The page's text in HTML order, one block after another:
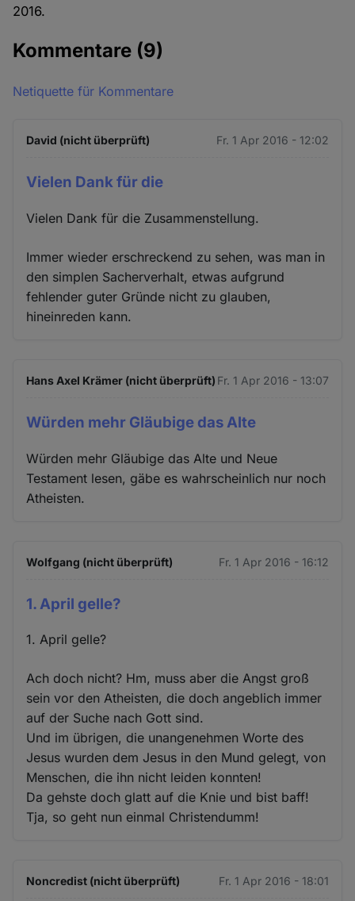
2016.
Kommentare (9)
Netiquette für Kommentare
David (nicht überprüft) Fr. 1 Apr 2016 - 12:02
Vielen Dank für die
Vielen Dank für die Zusammenstellung.
Immer wieder erschreckend zu sehen, was man in
den simplen Sacherverhalt, etwas aufgrund
fehlender guter Gründe nicht zu glauben,
hineinreden kann.
Hans Axel Krämer (nicht überprüft) Fr. 1 Apr 2016 - 13:07
Würden mehr Gläubige das Alte
Würden mehr Gläubige das Alte und Neue
Testament lesen, gäbe es wahrscheinlich nur noch
Atheisten.
Wolfgang (nicht überprüft) Fr. 1 Apr 2016 - 16:12
1. April gelle?
1. April gelle?
Ach doch nicht? Hm, muss aber die Angst groß
sein vor den Atheisten, die doch angeblich immer
auf der Suche nach Gott sind.
Und im übrigen, die unangenehmen Worte des
Jesus wurden dem Jesus in den Mund gelegt, von
Menschen, die ihn nicht leiden konnten!
Da gehste doch glatt auf die Knie und bist baff!
Tja, so geht nun einmal Christendumm!
Noncredist (nicht überprüft) Fr. 1 Apr 2016 - 18:01